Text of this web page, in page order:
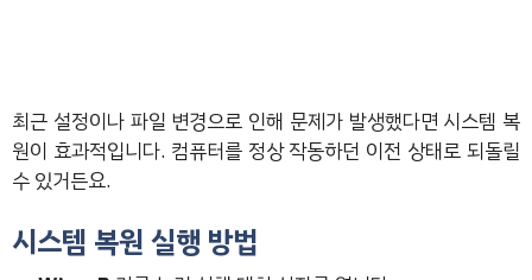
최근 설정이나 파일 변경으로 인해 문제가 발생했다면 시스템 복
원이 효과적입니다. 컴퓨터를 정상 작동하던 이전 상태로 되돌릴
수 있거든요.
시스템 복원 실행 방법